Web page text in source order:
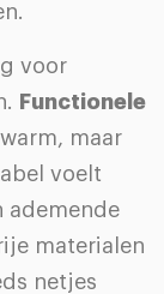
voor
Functionele
maar
voelt
ademende
materialen
netjes